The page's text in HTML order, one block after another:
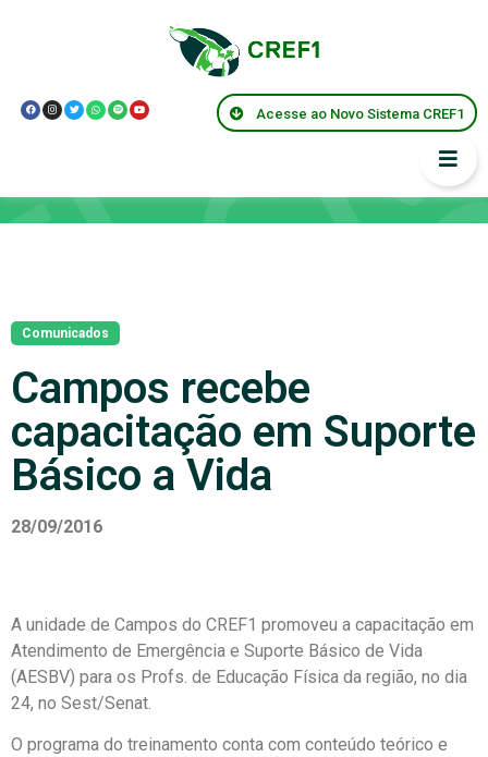
Acesse ao Novo Sistema CREF1
Comunicados
Campos recebe
capacitação em Suporte
Básico a Vida
28/09/2016
A unidade de Campos do CREF1 promoveu a capacitação em
Atendimento de Emergência e Suporte Básico de Vida
(AESBV) para os Profs. de Educação Física da região, no dia
24, no Sest/Senat.
O programa do treinamento conta com conteúdo teórico e